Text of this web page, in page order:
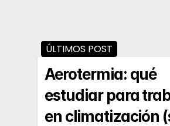
ÚLTIMOS POST
Aerotermia: qué
estudiar para
en climatización